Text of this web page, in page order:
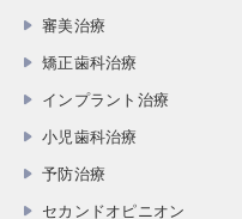
審美治療
矯正歯科治療
インプラント治療
小児歯科治療
予防治療
セカンドオピニオン